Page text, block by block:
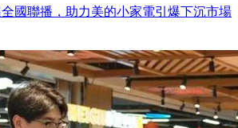
國聯播，助力美的小家電引爆下沉市場